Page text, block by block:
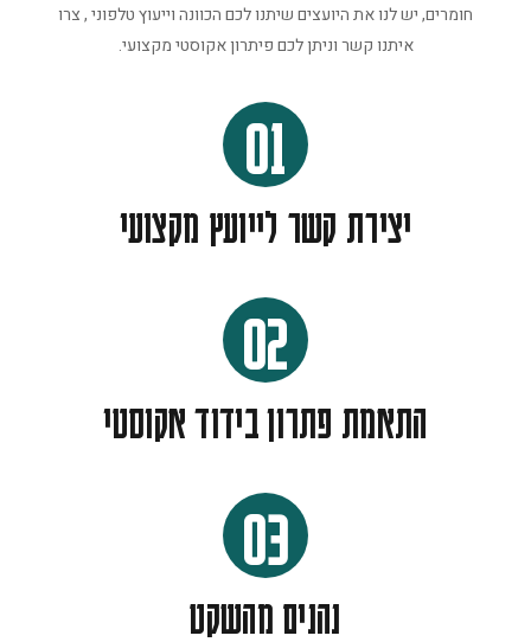
חומרים, יש לנו את היועצים שיתנו לכם הכוונה וייעוץ טלפוני , צרו
איתנו קשר וניתן לכם פיתרון אקוסטי מקצועי.
01
יצירת קשר לייועץ מקצועי
02
התאמת פתרון בידוד אקוסטי
03
נהנים מהשקט